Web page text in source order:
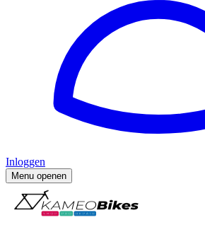
Inloggen
Menu openen